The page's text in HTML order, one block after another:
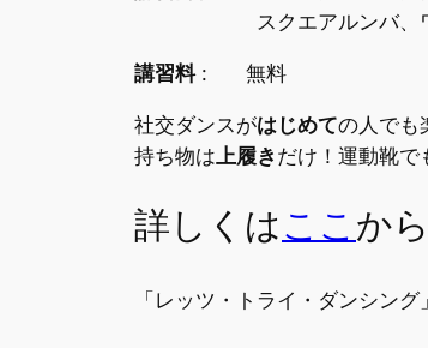
スクエアルンバ、ワル
講習料: 無料
社交ダンスがはじめての人でも
持ち物は 上履き だけ！運動靴で
詳しくはここか
「レッツ・トライ・ダンシン